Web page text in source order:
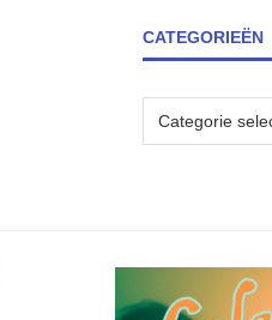
CATEGORIEËN